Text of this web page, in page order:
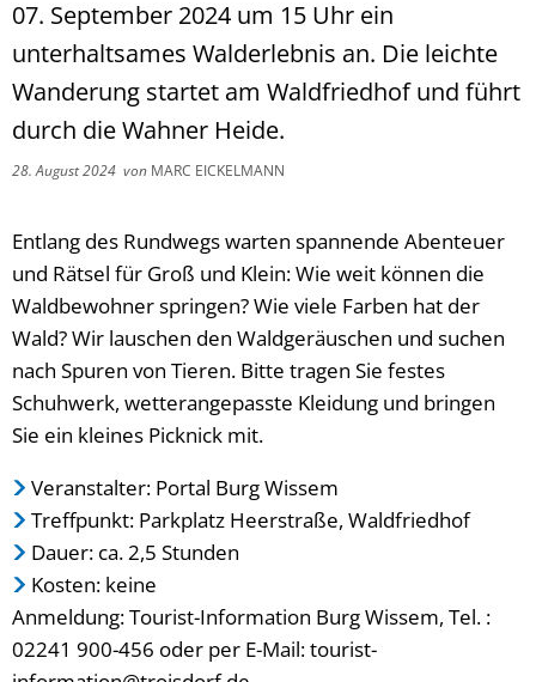
07. September 2024 um 15 Uhr ein
unterhaltsames Walderlebnis an. Die leichte
Wanderung startet am Waldfriedhof und führt
durch die Wahner Heide.
28. August 2024 von MARC EICKELMANN
Entlang des Rundwegs warten spannende Abenteuer
und Rätsel für Groß und Klein: Wie weit können die
Waldbewohner springen? Wie viele Farben hat der
Wald? Wir lauschen den Waldgeräuschen und suchen
nach Spuren von Tieren. Bitte tragen Sie festes
Schuhwerk, wetterangepasste Kleidung und bringen
Sie ein kleines Picknick mit.
Veranstalter: Portal Burg Wissem
Treffpunkt: Parkplatz Heerstraße, Waldfriedhof
Dauer: ca. 2,5 Stunden
Kosten: keine
Anmeldung: Tourist-Information Burg Wissem, Tel. :
02241 900-456 oder per E-Mail: tourist-